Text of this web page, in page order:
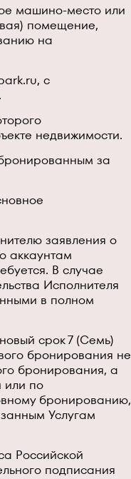
машино-место или
помещение,
на
с
недвижимости.
за
заявления о
аккаунтам
В случае
Исполнителя
в полном
срок 7 (Семь)
бронирования не
бронирования, а
или по
бронированию,
Услугам
Российской
подписания